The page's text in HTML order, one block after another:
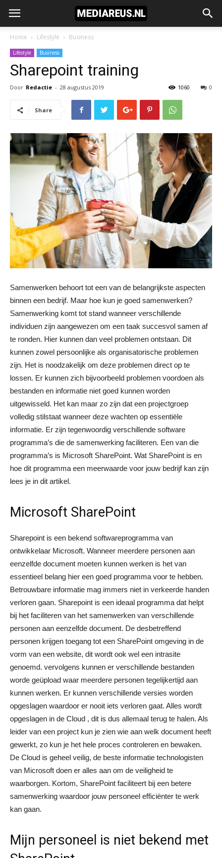
Home Lifestyle Business
Lifestyle Business
Sharepoint training
Door Redactie - 28 augustus 2019 0
1060
Share
Samenwerken behoort tot een van de belangrijkste aspecten
binnen een bedrijf. Maar hoe kun je goed samenwerken?
Samenwerking komt tot stand wanneer verschillende
individuen zijn aangewezen om een taak succesvol samen af
te ronden. Hier kunnen dan veel problemen ontstaan. Dit
kunnen zowel persoonlijke als organisatorische problemen
zijn. Het is noodzakelijk om deze problemen direct op te
lossen. Er kunnen zich bijvoorbeeld problemen voordoen als
bestanden en informatie niet goed kunnen worden
uitgewisseld. Het kan maar zo zijn dat een projectgroep
volledig stilstaat wanneer deze wachten op essentiële
informatie. Er zijn tegenwoordig verschillende software
programma’s die de samenwerking faciliteren. Een van die
programma’s is Microsoft SharePoint. Wat SharePoint is en
hoe dit programma een meerwaarde voor jouw bedrijf kan zijn
lees je in dit artikel.
Microsoft SharePoint
Sharepoint is een bekend softwareprogramma van
ontwikkelaar Microsoft. Wanneer meerdere personen aan
eenzelfde document moeten kunnen werken is het van
essentieel belang hier een goed programma voor te hebben.
Betrouwbare informatie mag immers niet in verkeerde handen
verloren gaan. Sharepoint is een ideaal programma dat helpt
bij het faciliteren van het samenwerken van verschillende
personen aan eenzelfde document. De desbetreffend
personen krijgen toegang tot een SharePoint omgeving in de
vorm van een website, dit wordt ook wel een intrasite
genoemd. vervolgens kunnen er verschillende bestanden
worde geüpload waar meerdere personen tegelijkertijd aan
kunnen werken. Er kunnen verschillende versies worden
opgeslagen waardoor er nooit iets verloren gaat. Alles wordt
opgeslagen in de Cloud , dit is dus allemaal terug te halen. Als
leider van een project kun je zien wie aan welk document heeft
gewerkt, zo kun je het hele proces controleren en bewaken.
De Cloud is geheel veilig, de beste informatie technologisten
van Microsoft doen er alles aan om de veiligheid te
waarborgen. Kortom, SharePoint faciliteert bij een betere
samenwerking waardoor jouw personeel efficiënter te werk
kan gaan.
Mijn personeel is niet bekend met